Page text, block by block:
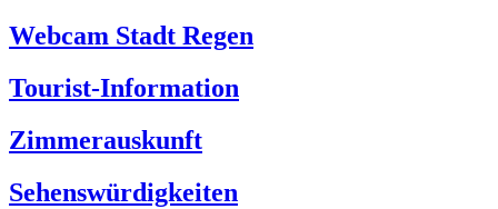
Webcam Stadt Regen
Tourist-Information
Zimmerauskunft
Sehenswürdigkeiten